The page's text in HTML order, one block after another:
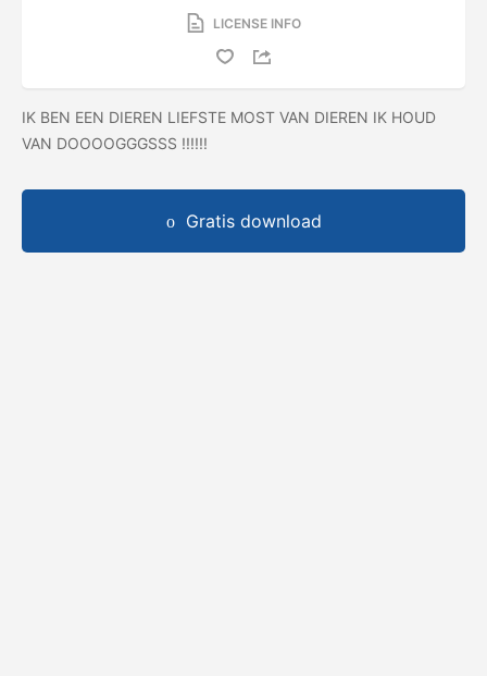
LICENSE INFO
IK BEN EEN DIEREN LIEFSTE MOST VAN DIEREN IK HOUD
VAN DOOOOGGGSSS !!!!!!
Gratis download